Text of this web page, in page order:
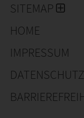
SITEMAP
HOME
IMPRESSUM
DATENSCHUTZ